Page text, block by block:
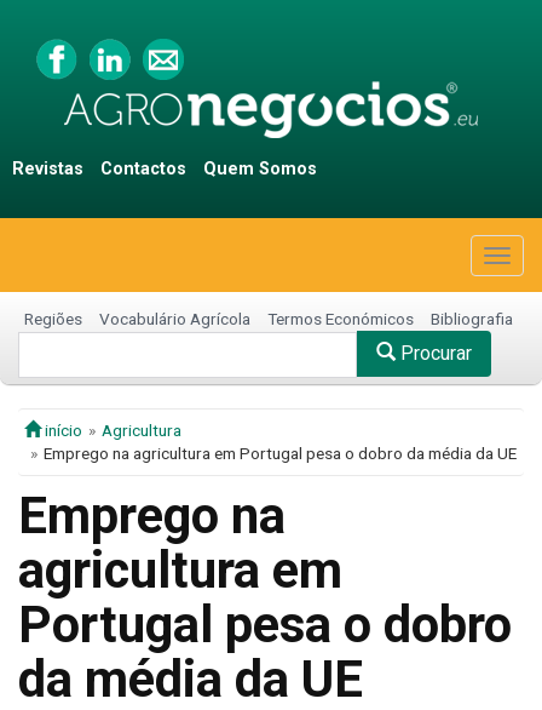
Revistas Contactos Quem Somos
Regiões Vocabulário Agrícola Termos Económicos Bibliografia
Procurar
início
Agricultura
Emprego na agricultura em Portugal pesa o dobro da média da UE
Emprego na
agricultura em
Portugal pesa o dobro
da média da UE